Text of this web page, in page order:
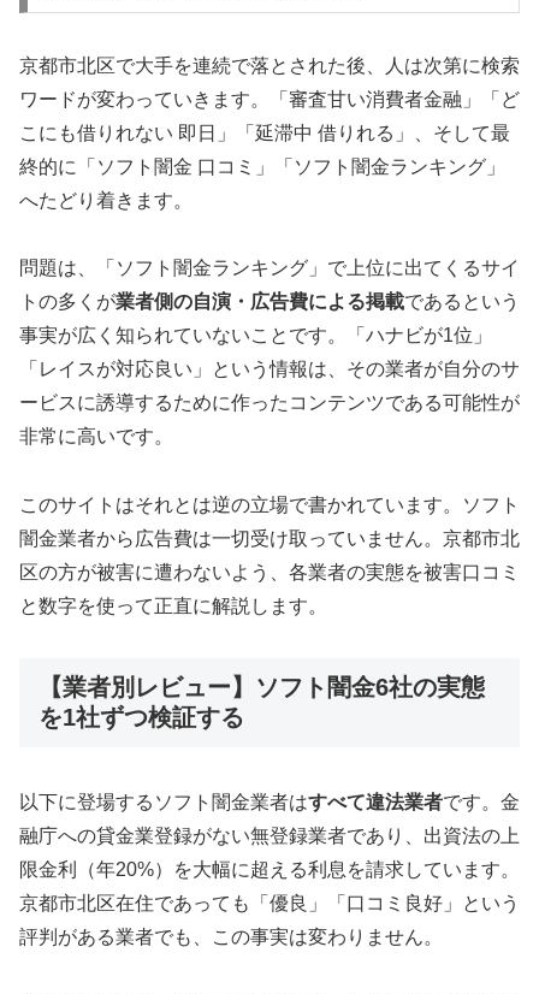
京都市北区で大手を連続で落とされた後、人は次第に検索
ワードが変わっていきます。「審査甘い消費者金融」「ど
こにも借りれない 即日」「延滞中 借りれる」、そして最
終的に「ソフト闇金 口コミ」「ソフト闇金ランキング」
へたどり着きます。
問題は、「ソフト闇金ランキング」で上位に出てくるサイ
トの多くが業者側の自演・広告費による掲載であるという
事実が広く知られていないことです。「ハナビが1位」
「レイスが対応良い」という情報は、その業者が自分のサ
ービスに誘導するために作ったコンテンツである可能性が
非常に高いです。
このサイトはそれとは逆の立場で書かれています。ソフト
闇金業者から広告費は一切受け取っていません。京都市北
区の方が被害に遭わないよう、各業者の実態を被害口コミ
と数字を使って正直に解説します。
【業者別レビュー】ソフト闇金6社の実態
を1社ずつ検証する
以下に登場するソフト闇金業者はすべて違法業者です。金
融庁への貸金業登録がない無登録業者であり、出資法の上
限金利（年20%）を大幅に超える利息を請求しています。
京都市北区在住であっても「優良」「口コミ良好」という
評判がある業者でも、この事実は変わりません。